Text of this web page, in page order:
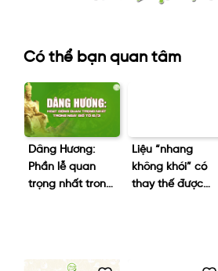
Có thể bạn quan tâm
Dâng Hương:
Phần lễ quan
trọng nhất trong
Liệu “nhang
không khói” có
thay thế được